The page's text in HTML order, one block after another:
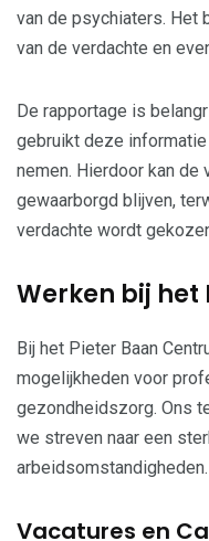
van de psychiaters. Het
van de verdachte en
De rapportage is
gebruikt deze
nemen. Hierdoor kan de
gewaarborgd blijven,
verdachte wordt
Werken bij het
Bij het Pieter Baan
mogelijkheden voor
gezondheidszorg. Ons
we streven naar een
arbeidsomstandigheden.
Vacatures en